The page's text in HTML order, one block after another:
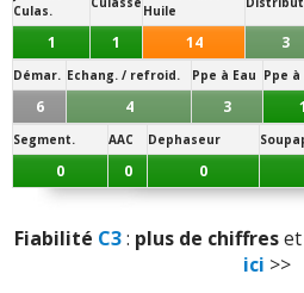
n'aiment
Sensibilité
Qualité son/autoradio:
Modularité
Habitabilité:2
raisonnable)
Note des internautes :
12.4/20
Panne la plus signalée :
injection
Culas.
Huile
1 1 14 3
Démar. Echang. / refroid. Ppe à Eau Ppe
6 4 3 1
Segment. AAC Dephaseur
0 0 0
Fiabilité C3: plus de chiffreset
ici >>